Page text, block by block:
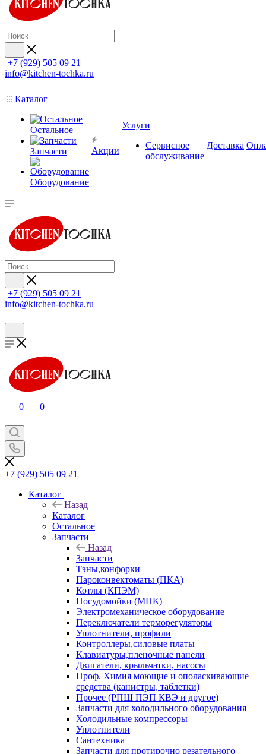
+7 (929) 505 09 21
info@kitchen-tochka.ru
Каталог
Остальное
Запчасти
Оборудование
Акции
Услуги
Сервисное
обслуживание
Доставка
+7 (929) 505 09 21
info@kitchen-tochka.ru
0 0
+7 (929) 505 09 21
Каталог
Назад
Каталог
Остальное
Запчасти
Назад
Запчасти
Тэны,конфорки
Пароконвектоматы (ПКА)
Котлы (КПЭМ)
Посудомойки (МПК)
Электромеханическое оборудование
Переключатели терморегуляторы
Уплотнители, профили
Контроллеры,силовые платы
Клавиатуры,пленочные панели
Двигатели, крыльчатки, насосы
Проф. Химия моющие и ополаскивающие
средства (канистры, таблетки)
Прочее (РПШ ПЭП КВЭ и другое)
Запчасти для холодильного оборудования
Холодильные компрессоры
Уплотнители
Сантехника
Запчасти для протирочно резательного